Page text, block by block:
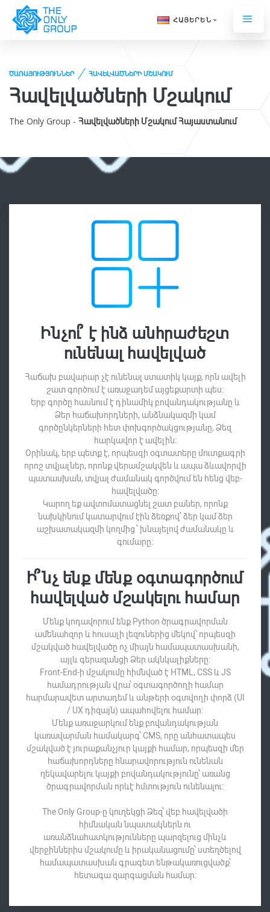
ՀԱՅԵՐԵՆ
ԾԱՌԱՅՈՒԹՅՈՒՆՆԵՐ ՀԱՎԵԼՎԱԾՆԵՐԻ ՄՇԱԿՈՒՄ
Հավելվածների Մշակում
The Only Group - Հավելվածների Մշակում Հայաստանում
Ինչու՞ է ինձ անհրաժեշտ
ունենալ հավելված
Հաճախ բավարար չէ ունենալ ստատիկ կայք, որն ավելի
շատ գործում է առաջադեմ այցեքարտի պես:
Երբ գործը հասնում է դինամիկ բովանդակությանը և
Ձեր հաճախորդների, անձնակազմի կամ
գործընկերների հետ փոխգործակցությանը, Ձեզ
հարկավոր է ավելին:
Օրինակ, երբ պետք է, որպեսզի օգտատերը մուտքագրի
որոշ տվյալներ, որոնք վերամշակվեն և ապա ձևավորվի
պատասխան, տվյալ ժամանակ գործվում են հենց վեբ-
հավելվածը:
Կարող եք ավտոմատացնել շատ բաներ, որոնք
նախկինում կատարվում էին ձեռքով՝ ձեր կամ ձեր
աշխատակազմի կողմից ՝ խնայելով ժամանակը և
գումարը:
Ի՞նչ ենք մենք օգտագործում
հավելված մշակելու համար
Մենք կոդավորում ենք Python ծրագրավորման
ամենահզոր և հուսալի լեզուներից մեկով՝ որպեսզի
մշակված հավելվածը ոչ միայն համապատասխանի,
այլև գերազանցի Ձեր ակնկալիքները:
Front-End-ի մշակումը հիմնված է HTML, CSS և JS
համադրության վրա՝ օգտագործողի համար
հարմարավետ արտադեմ և անթերի օգտվողի փորձ (UI
/ UX դիզայն) ապահովելու համար:
Մենք առաջարկում ենք բովանդակության
կառավարման համակարգ՝ CMS, որը անհատապես
մշակված է յուրաքանչյուր կայքի համար, որպեսզի մեր
հաճախորդները հնարավորություն ունենան
ղեկավարելու կայքի բովանդակությունը՝ առանց
ծրագրավորման որևէ հմտություն ունենալու:
The Only Group-ը կուղեկցի Ձեզ՝ վեբ հավելվածի
հիմնական նպատակներն ու
առանձնահատկությունները պարզելուց մինչև
վերջիններիս մշակումը և իրականացումը՝ ստեղծելով
համապատասխան գրագետ ենթակառուցվածք՝
հետագա զարգացման համար: